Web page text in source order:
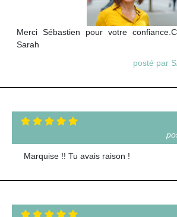
Merci Sébastien pour votre
Sarah
posté par
Marquise !! Tu avais raison !